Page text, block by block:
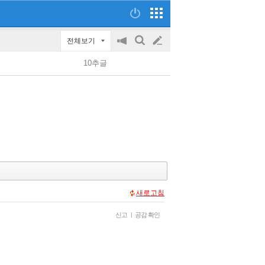
전체보기
공
on/off
검
글
쓰
10추글
새로고침
신고 | 공감 확인